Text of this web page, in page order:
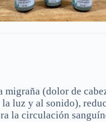
(dolor de
luz y al sonido),
la circulación